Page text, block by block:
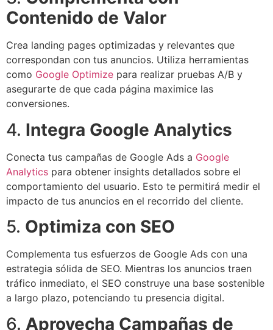
Contenido de Valor
Crea landing pages optimizadas y relevantes que
correspondan con tus anuncios. Utiliza herramientas
como Google Optimize para realizar pruebas A/B y
asegurarte de que cada página maximice las
conversiones.
4. Integra Google Analytics
Conecta tus campañas de Google Ads a Google
Analytics para obtener insights detallados sobre el
comportamiento del usuario. Esto te permitirá medir el
impacto de tus anuncios en el recorrido del cliente.
5. Optimiza con SEO
Complementa tus esfuerzos de Google Ads con una
estrategia sólida de SEO. Mientras los anuncios traen
tráfico inmediato, el SEO construye una base sostenible
a largo plazo, potenciando tu presencia digital.
6. Aprovecha Campañas de